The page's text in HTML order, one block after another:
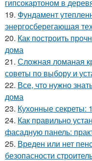
гипсокартоном в
19. Фундамент
энергосберегающая
20. Как построить
дома
21. Сложная ломаная
советы по выбору и
22. Все, что нужно
дома
23. Кухонные секреты:
24. Как правильно
фасадную панель:
25. Вреден или нет
безопасности